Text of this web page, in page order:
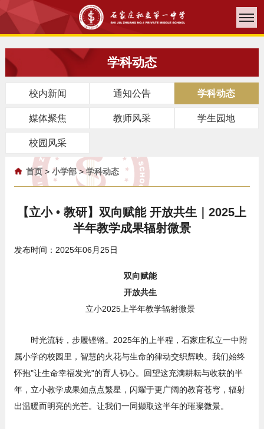
学科动态
校内新闻 通知公告 学科动态
媒体聚焦 教师风采 学生园地
校园风采
首页> 小学部>学科动态
【立小 • 教研】双向赋能 开放共生｜2025上
半年教学成果辐射微景
发布时间：2025年06月25日
双向赋能
开放共生
立小2025上半年教学辐射微景
时光流转，步履铿锵。2025年的上半程，石家庄私立一中附
属小学的校园里，智慧的火花与生命的律动交织辉映。我们始终
怀抱"让生命幸福发光"的育人初心。回望这充满耕耘与收获的半
年，立小教学成果如点点繁星，闪耀于更广阔的教育苍穹，辐射
出温暖而明亮的光芒。让我们一同撷取这半年的璀璨微景。